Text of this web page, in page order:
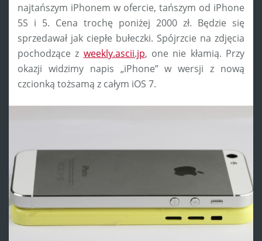
najtańszym iPhonem w ofercie, tańszym od iPhone
5S i 5. Cena trochę poniżej 2000 zł. Będzie się
sprzedawał jak ciepłe bułeczki. Spójrzcie na zdjęcia
pochodzące z weekly.ascii.jp, one nie kłamią. Przy
okazji widzimy napis „iPhone” w wersji z nową
czcionką tożsamą z całym iOS 7.